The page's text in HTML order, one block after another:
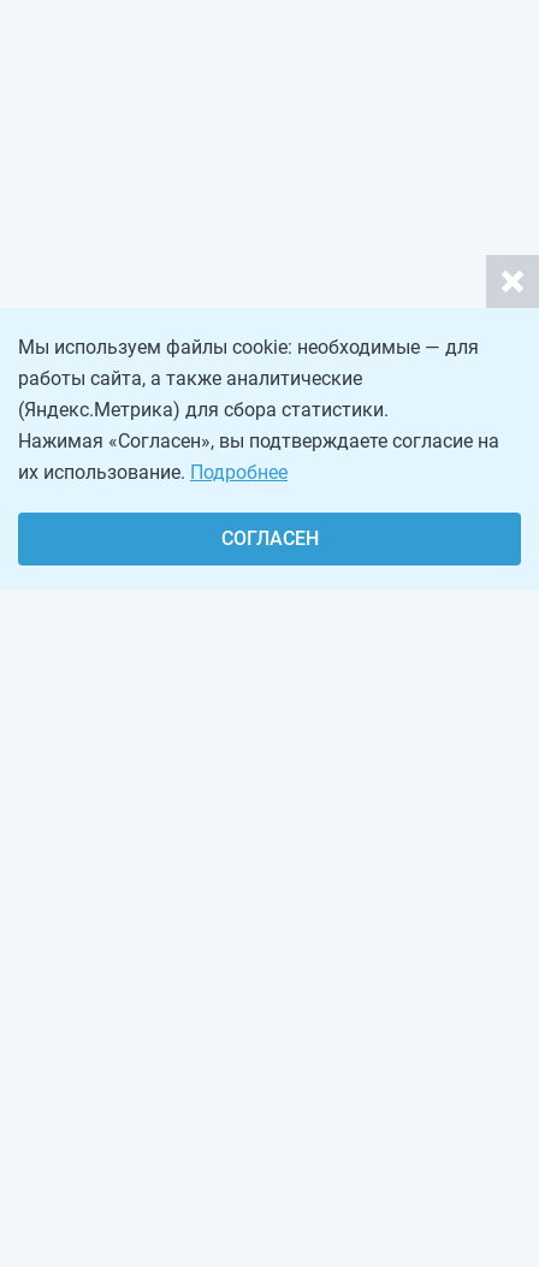
Мы используем файлы cookie: необходимые — для
работы сайта, а также аналитические
(Яндекс.Метрика) для сбора статистики.
Нажимая «Согласен», вы подтверждаете согласие на
их использование. Подробнее
СОГЛАСЕН